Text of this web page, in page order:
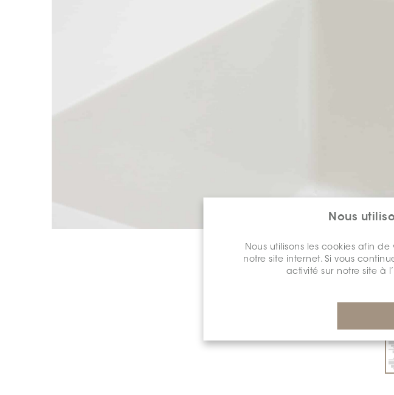
Nous
Nous utilisons les cookies afin
notre site internet. Si vous
activité sur notre site à